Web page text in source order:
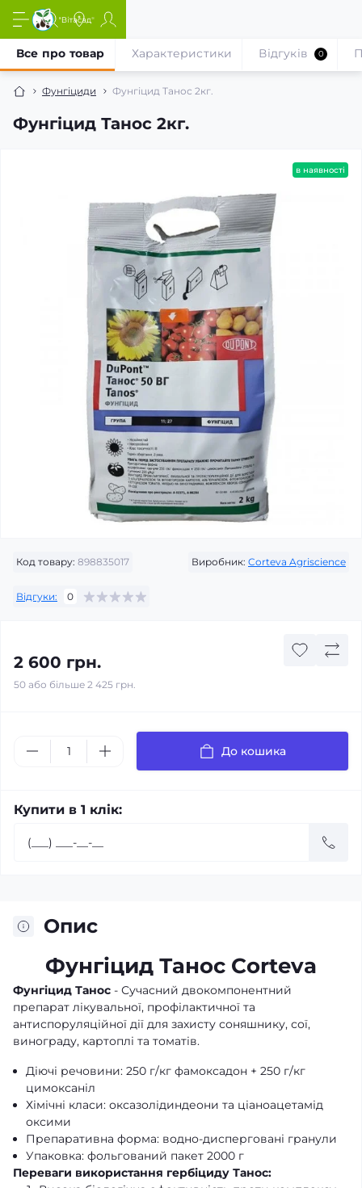
Фунгіциди Фунгіцид Танос 2кг.
Фунгіцид Танос 2кг.
Все про товар Характеристики Відгуків 0
в наявності
Код товару: 898835017 Виробник: Corteva Agriscience
Відгуки: 0
2 600 грн.
50 або більше 2 425 грн.
До кошика
Купити в 1 клік:
Опис
Фунгіцид Танос Corteva
Фунгіцид Танос - Сучасний двокомпонентний
препарат лікувальної, профілактичної та
антиспоруляційної дії для захисту соняшнику, сої,
винограду, картоплі та томатів.
Діючі речовини: 250 г/кг фамоксадон + 250 г/кг
цимоксаніл
Хімічні класи: оксазолідиндеони та ціаноацетамід
оксими
Препаративна форма: водно-дисперговані гранули
Упаковка: фольгований пакет 2000 г
Переваги використання гербіциду Танос: